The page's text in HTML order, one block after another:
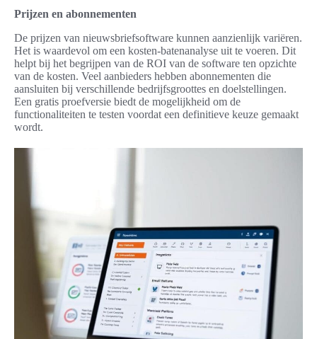
Prijzen en abonnementen
De prijzen van nieuwsbriefsoftware kunnen aanzienlijk variëren.
Het is waardevol om een kosten-batenanalyse uit te voeren. Dit
helpt bij het begrijpen van de ROI van de software ten opzichte
van de kosten. Veel aanbieders hebben abonnementen die
aansluiten bij verschillende bedrijfsgroottes en doelstellingen.
Een gratis proefversie biedt de mogelijkheid om de
functionaliteiten te testen voordat een definitieve keuze gemaakt
wordt.